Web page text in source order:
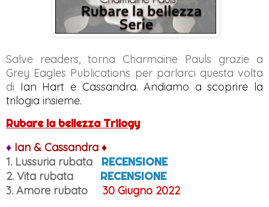
Salve readers, torna Charmaine Pauls grazie a
Grey Eagles Publications per parlarci questa volta
di Ian Hart e Cassandra. Andiamo a scoprire la
trilogia insieme.
Rubare la bellezza Trilogy
♦ Ian & Cassandra ♦
1. Lussuria rubata
RECENSIONE
2. Vita rubata RECENSIONE
3. Amore rubato 30 Giugno 2022